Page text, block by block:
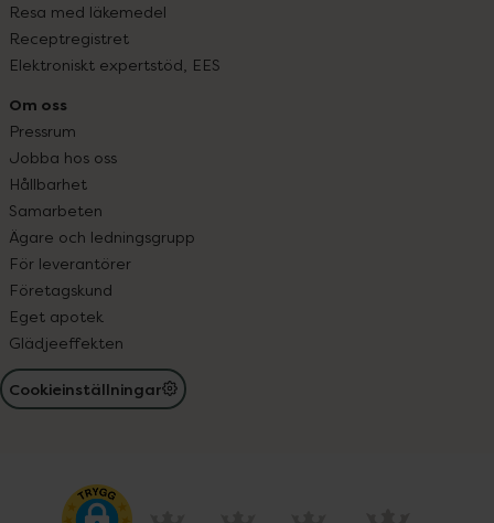
Resa med läkemedel
Receptregistret
Elektroniskt expertstöd, EES
Om oss
Pressrum
Jobba hos oss
Hållbarhet
Samarbeten
Ägare och ledningsgrupp
För leverantörer
Företagskund
Eget apotek
Glädjeeffekten
Cookieinställningar